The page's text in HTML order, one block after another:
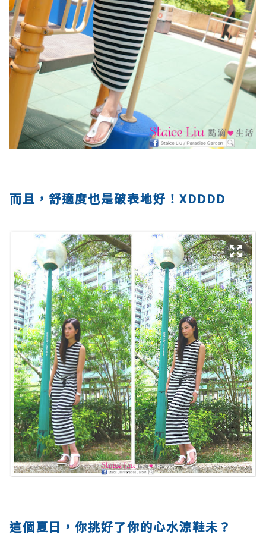
而且，舒適度也是破表地好！XDDDD
這個夏日，你挑好了你的心水涼鞋未？